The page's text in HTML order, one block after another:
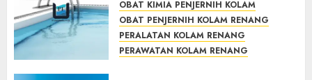
0
OBAT KIMIA PENJERNIH KOLAM
OBAT PENJERNIH KOLAM RENANG
PERALATAN KOLAM RENANG
PERAWATAN KOLAM RENANG